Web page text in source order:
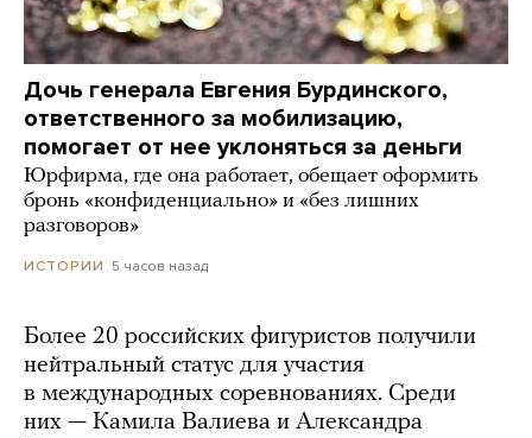
Дочь генерала Евгения Бурдинского,
ответственного за мобилизацию,
помогает от нее уклоняться за деньги
Юрфирма, где она работает, обещает оформить
бронь «конфиденциально» и «без лишних
разговоров»
ИСТОРИИ 5 часов назад
Более 20 российских фигуристов получили
нейтральный статус для участия
в международных соревнованиях. Среди
них — Камила Валиева и Александра